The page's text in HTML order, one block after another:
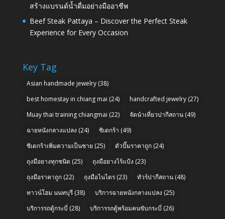
สร้างแบรนด์น้ำดื่มอย่างมืออาชีพ
Beef Steak Pattaya – Discover the Perfect Steak
Experience for Every Occasion
Key Tag
Asian handmade jewelry(38)
best homestay in chiang mai (24) handcrafted jewelry(27)
Muay thai training chiangmai (22) จัดนำเที่ยวปากีสถาน(49)
ฉายหนังกลางแปลง (24) ซิเดกร้า (49)
ซิเดกร้าเพิ่มความเป็นชาย (25) ตัวปั๊มราคาถูก(24)
ถุงมือยางทุกชนิด (25) ถุงมือยางไร้แป้ง (23)
ถุงมือราคาถูก(22) ถุงมือไนไตร(23) ทัวร์ปากีสถาน(48)
ทาวน์โฮม นนทบุรี(38) บริการฉายหนังกลางแปลง (25)
บริการรถตู้กระบี่ (28) บริการรถตู้พร้อมคนขับกระบี่ (26)